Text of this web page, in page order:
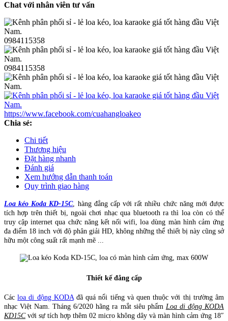
Chat với nhân viên tư vấn
0984115358
0984115358
https://www.facebook.com/cuahangloakeo
Chia sẻ:
Chi tiết
Thương hiệu
Đặt hàng nhanh
Đánh giá
Xem hướng dẫn thanh toán
Quy trình giao hàng
Loa kéo Koda KD-15C, hàng đẳng cấp với rất nhiều chức năng mới được
tích hợp trên thiết bị, ngoài chơi nhạc qua bluetooth ra thì loa còn có thể
truy cập internet qua chức năng kết nối wifi, loa dùng màn hình cảm ứng
đa điểm 18 inch với độ phân giải HD, không những thể thiết bị này cũng sở
hữu một công suất rất mạnh mẽ ...
Thiết kế đẳng cấp
Cácloa di động KODAđã quá nổi tiếng và quen thuộc với thị trường âm
nhạc Việt Nam. Tháng 6/2020 hãng ra mắt siêu phẩm Loa di động KODA
KD15Cvới sự tích hợp thêm 02 micro không dây và màn hình cảm ứng 18″